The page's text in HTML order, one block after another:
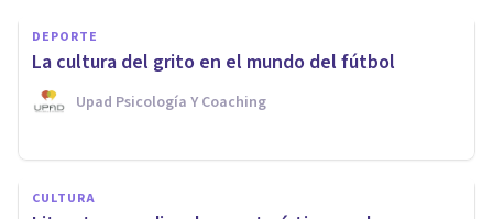
DEPORTE
La cultura del grito en el mundo del fútbol
Upad Psicología Y Coaching
CULTURA